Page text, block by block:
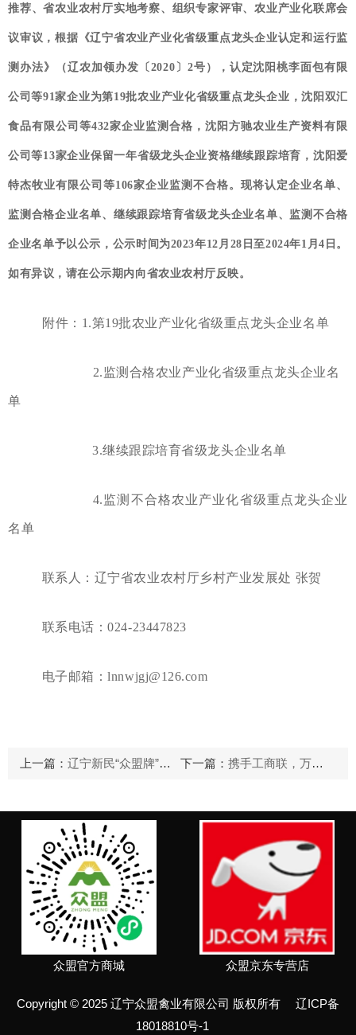
推荐、省农业农村厅实地考察、组织专家评审、农业产业化联席会
议审议，根据《辽宁省农业产业化省级重点龙头企业认定和运行监
测办法》（辽农加领办发〔2020〕2号），认定沈阳桃李面包有限
公司等91家企业为第19批农业产业化省级重点龙头企业，沈阳双汇
食品有限公司等432家企业监测合格，沈阳方驰农业生产资料有限
公司等13家企业保留一年省级龙头企业资格继续跟踪培育，沈阳爱
特杰牧业有限公司等106家企业监测不合格。现将认定企业名单、
监测合格企业名单、继续跟踪培育省级龙头企业名单、监测不合格
企业名单予以公示，公示时间为2023年12月28日至2024年1月4日。
如有异议，请在公示期内向省农业农村厅反映。
附件：1.第19批农业产业化省级重点龙头企业名单
2.监测合格农业产业化省级重点龙头企业名
单
3.继续跟踪培育省级龙头企业名单
4.监测不合格农业产业化省级重点龙头企业
名单
联系人：辽宁省农业农村厅乡村产业发展处 张贺
联系电话：024-23447823
电子邮箱：lnnwjgj@126.com
上一篇： 辽宁新民“众盟牌”鸡蛋杨凌农高会上喜获特别奖 下一篇：携手工商联，万企进万村
众盟官方商城 众盟京东专营店
Copyright © 2025 辽宁众盟禽业有限公司 版权所有
辽ICP备
18018810号-1